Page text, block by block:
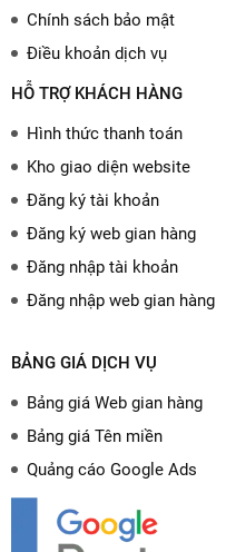
Chính sách bảo mật
Điều khoản dịch vụ
HỖ TRỢ KHÁCH HÀNG
Hình thức thanh toán
Kho giao diện website
Đăng ký tài khoản
Đăng ký web gian hàng
Đăng nhập tài khoản
Đăng nhập web gian hàng
BẢNG GIÁ DỊCH VỤ
Bảng giá Web gian hàng
Bảng giá Tên miền
Quảng cáo Google Ads